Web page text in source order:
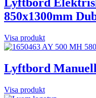
850x1300mm
Visa produkt
Lyftbord
Visa produkt